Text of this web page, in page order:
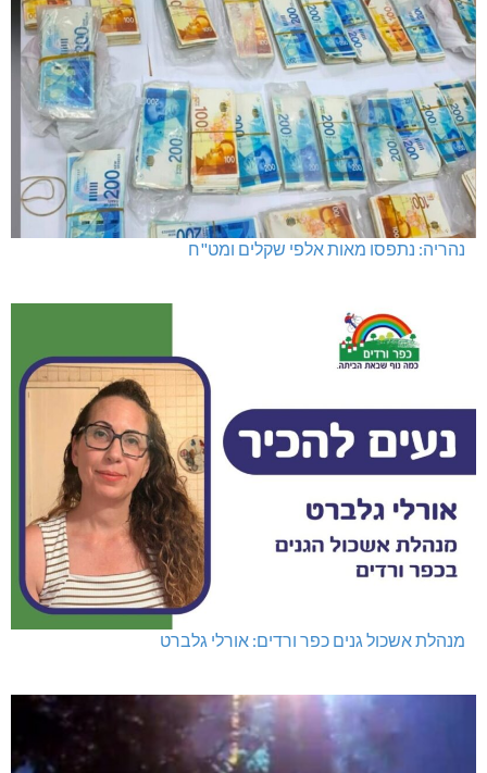
נהריה: נתפסו מאות אלפי שקלים ומט"ח
מנהלת אשכול גנים כפר ורדים: אורלי גלברט